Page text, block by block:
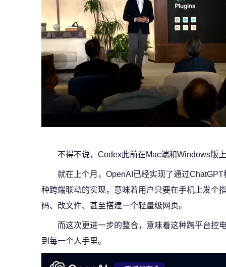
不得不说，Codex此前在Mac端和Windows版
就在上个月，OpenAI已经实现了通过
种跨端联动的实现，意味着用户只要在手机上发个
码、改文件、甚至搭建一个轻量级网页。
而这次更进一步的整合，意味着这种跨平台控
到每一个人手里。